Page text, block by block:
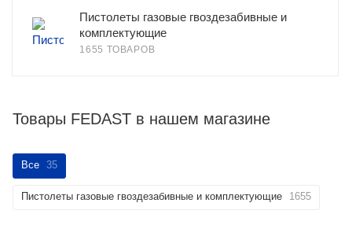
Пистолеты газовые гвоздезабивные и
комплектующие
1655 ТОВАРОВ
Товары FEDAST в нашем магазине
Все 35
Пистолеты газовые гвоздезабивные и комплектующие 1655